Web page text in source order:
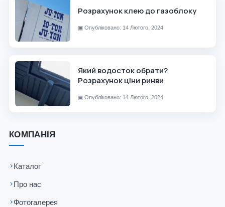
Розрахунок клею до газоблоку
▣ Опубліковано: 14 Лютого, 2024
Який водосток обрати?
Розрахунок ціни ринви
▣ Опубліковано: 14 Лютого, 2024
КОМПАНІЯ
Каталог
Про нас
Фотогалерея